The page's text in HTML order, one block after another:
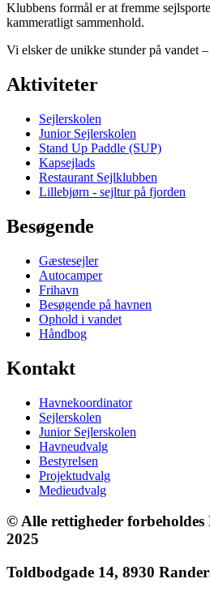
Klubbens formål er at fremme
kammeratligt sammenhold.
Vi elsker de unikke stunder på vandet
Aktiviteter
Sejlerskolen
Junior Sejlerskolen
Stand Up Paddle (SUP)
Kapsejlads
Restaurant Sejlklubben
Lillebjørn - sejltur på fjorden
Besøgende
Gæstesejler
Autocamper
Frihavn
Besøgende på havnen
Ophold i vandet
Håndbog
Kontakt
Havnekoordinator
Sejlerskolen
Junior Sejlerskolen
Havneudvalg
Bestyrelsen
Projektudvalg
Medieudvalg
© Alle rettigheder forbeholdes
2025
Toldbodgade 14, 8930